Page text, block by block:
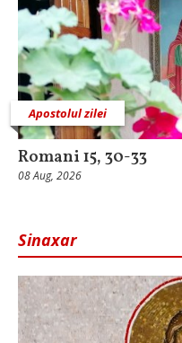
Apostolul zilei
Romani 15, 30-33
08 Aug, 2026
Sinaxar